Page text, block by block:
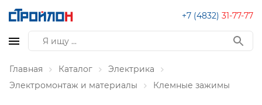
+7 (4832) 31-77-77
Главная Каталог
Электрика
Электромонтаж и материалы
Клемные зажимы